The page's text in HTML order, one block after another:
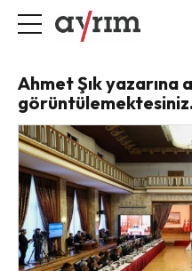
Ahmet Şık
görüntülemektesiniz.